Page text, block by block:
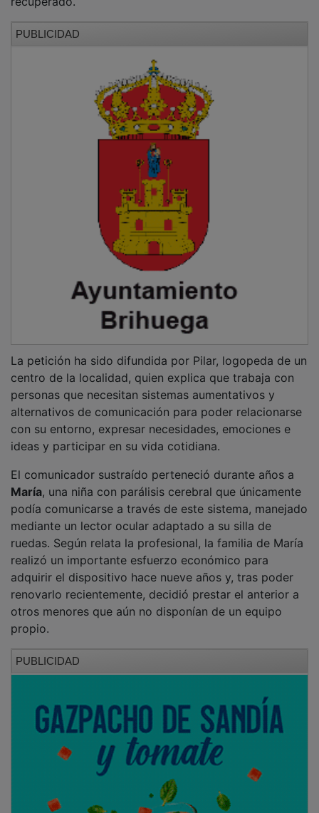
centro de la localidad, quien explica que trabaja con
personas que necesitan sistemas aumentativos y
alternativos de comunicación para poder relacionarse
con su entorno, expresar necesidades, emociones e
ideas y participar en su vida cotidiana.
María, una niña con parálisis cerebral que únicamente
podía comunicarse a través de este sistema, manejado
mediante un lector ocular adaptado a su silla de
ruedas. Según relata la profesional, la familia de María
realizó un importante esfuerzo económico para
adquirir el dispositivo hace nueve años y, tras poder
renovarlo recientemente, decidió prestar el anterior a
otros menores que aún no disponían de un equipo
propio.